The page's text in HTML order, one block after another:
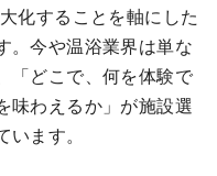
化することを軸にした
。今や温浴業界は単な
「どこで、何を体験で
味わえるか」が施設選
ます。